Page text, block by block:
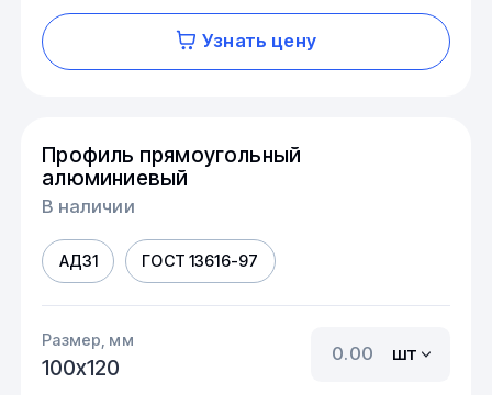
Узнать цену
Профиль прямоугольный
алюминиевый
В наличии
АД31 ГОСТ 13616-97
Размер, мм
100х120
шт